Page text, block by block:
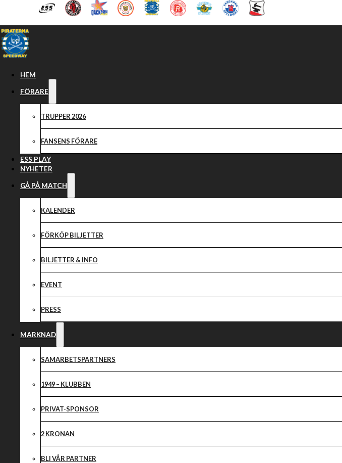
Hoppa till huvudinnehåll Hoppa till sidfot
HEM
FÖRARE
TRUPPER 2026
FANSENS FÖRARE
ESS PLAY
NYHETER
GÅ PÅ MATCH
KALENDER
FÖRKÖP BILJETTER
BILJETTER & INFO
EVENT
PRESS
MARKNAD
SAMARBETSPARTNERS
1949 – KLUBBEN
PRIVAT-SPONSOR
2 KRONAN
BLI VÅR PARTNER
Piratveckan vecka 13